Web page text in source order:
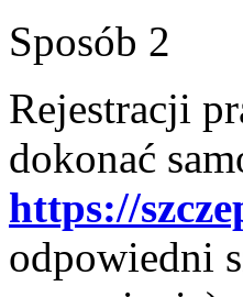
Sposób 2
Rejestracji
dokonać
https://
odpowiedni